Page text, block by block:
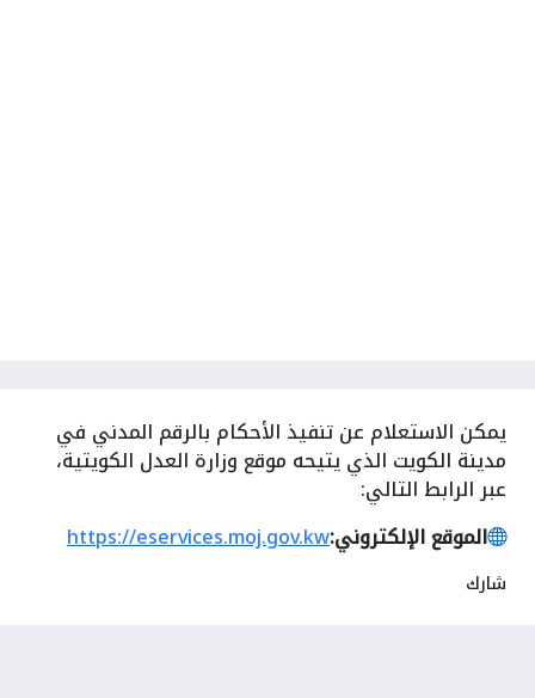
يمكن الاستعلام عن تنفيذ الأحكام بالرقم المدني في
مدينة الكويت الذي يتيحه موقع وزارة العدل الكويتية،
عبر الرابط التالي:
الموقع الإلكتروني:https://eservices.moj.gov.kw
شارك